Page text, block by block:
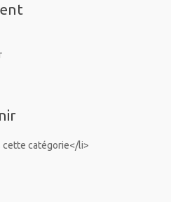
cette catégorie</li>